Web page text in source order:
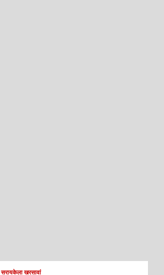
सरायकेला खरसावां